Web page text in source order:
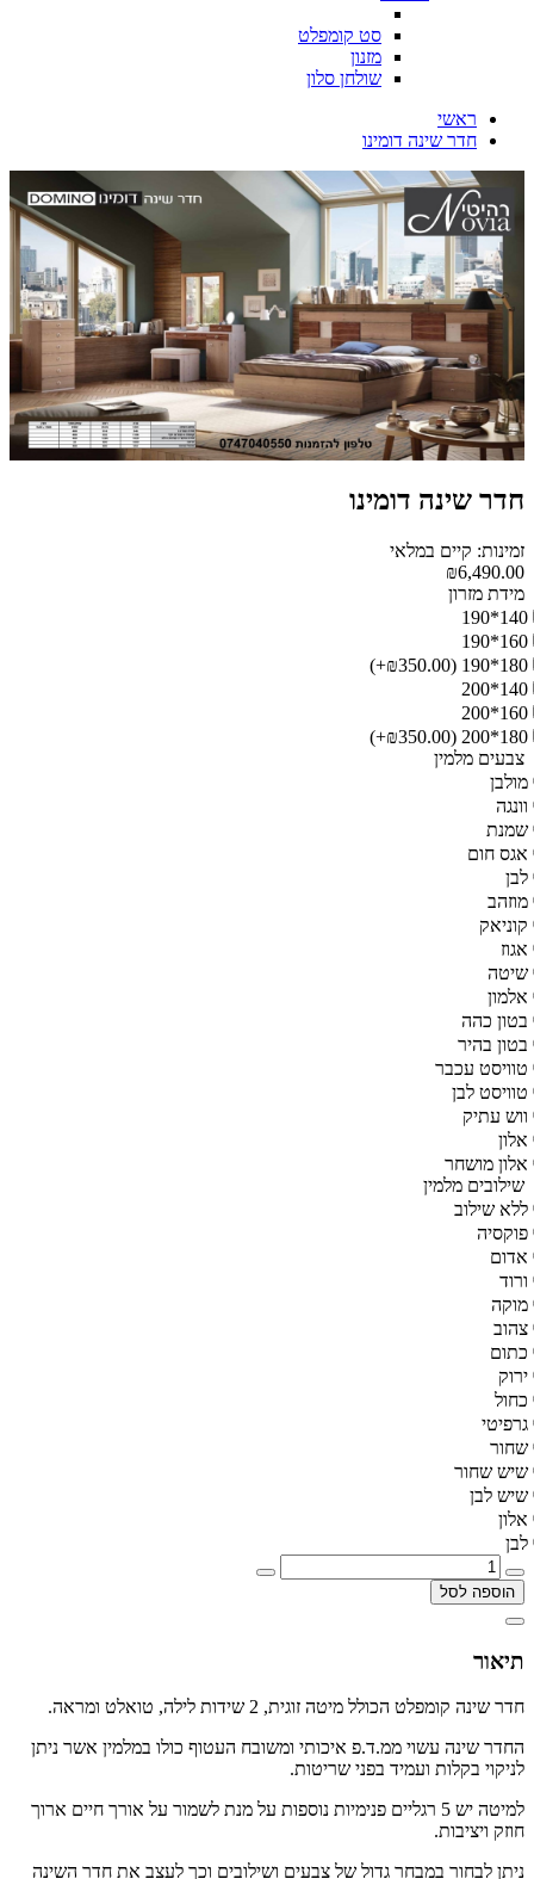
סט קומפלט
מזנון
שולחן סלון
ראשי
חדר שינה דומינו
חדר שינה דומינו
זמינות: קיים במלאי
₪6,490.00
מידת מזרון
140*190
160*190
180*190
(₪350.00+)
140*200
160*200
180*200
(₪350.00+)
צבעים מלמין
מולבן
וונגה
שמנת
אגס חום
לבן
מוזהב
קוניאק
אגוז
שיטה
אלמון
בטון כהה
בטון בהיר
טוויסט עכבר
טוויסט לבן
ווש עתיק
אלון
אלון מושחר
שילובים מלמין
ללא שילוב
פוקסיה
אדום
ורוד
מוקה
צהוב
כתום
ירוק
כחול
גרפיטי
שחור
שיש שחור
שיש לבן
אלון
לבן
הוספה לסל
תיאור
חדר שינה קומפלט הכולל מיטה זוגית, 2 שידות לילה, טואלט ומראה.
החדר שינה עשוי ממ.ד.פ איכותי ומשובח העטוף כולו במלמין אשר ניתן
לניקוי בקלות ועמיד בפני שריטות.
למיטה יש 5 רגליים פנימיות נוספות על מנת לשמור על אורך חיים ארוך
חוזק ויציבות.
ניתן לבחור במבחר גדול של צבעים ושילובים וכך לעצב את חדר השינה